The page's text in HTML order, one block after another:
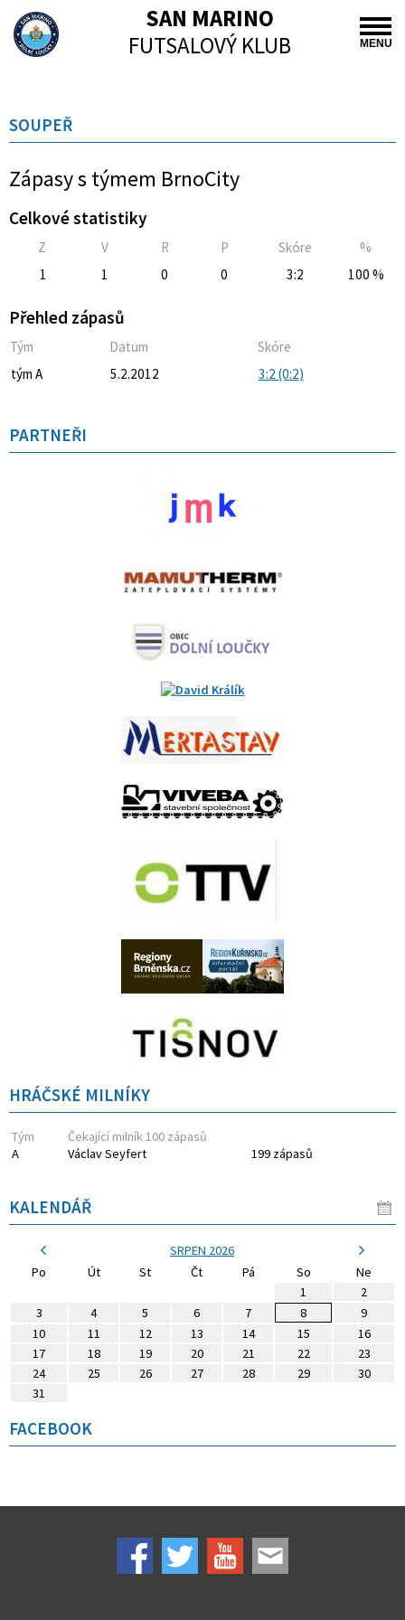
MENU
SAN MARINO
FUTSALOVÝ KLUB
SOUPEŘ
Zápasy s týmem BrnoCity
Celkové statistiky
Z V R P Skóre
%
1
1 0 0 3:2 100 %
Přehled zápasů
Tým Datum
Skóre
tým A
5.2.2012 3:2 (0:2)
PARTNEŘI
HRÁČSKÉ MILNÍKY
Tým
Čekající milník 100 zápasů
A
Václav Seyfert 199 zápasů
KALENDÁŘ
SRPEN 2026
Po
Út St Čt Pá So
Ne
1
2
3
4 5 6 7 8
9
10
11 12 13 14 15
16
17
18 19 20 21 22
23
24
25 26 27 28 29
30
31
FACEBOOK